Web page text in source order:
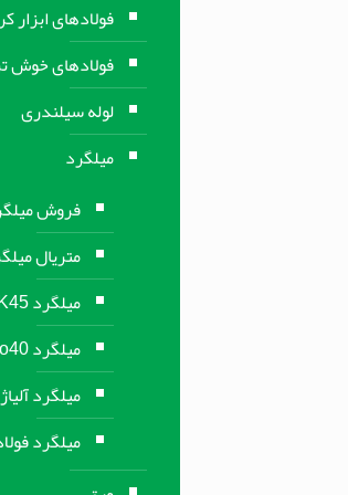
فولادهای ابزار
فولادهای خوش
لوله سیلندری
میلگرد
فروش
متریال
میلگرد CK45
میلگرد Mo40
میلگرد
میلگرد